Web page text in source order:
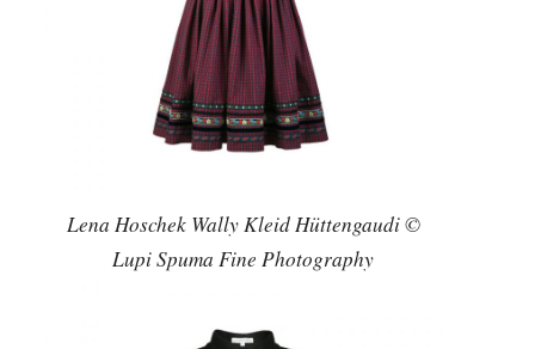
Lena Hoschek Wally Kleid Hüttengaudi ©
Lupi Spuma Fine Photography